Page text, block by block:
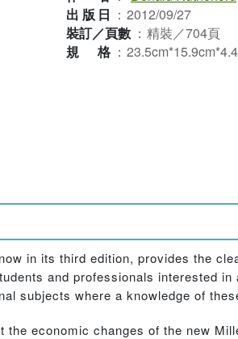
出版日 ： 2012/09/27
裝訂／頁數 ： 精裝／704頁
規格 ：
in its third edition, provides the
and professionals interested
subjects where a knowledge of
economic changes of the new